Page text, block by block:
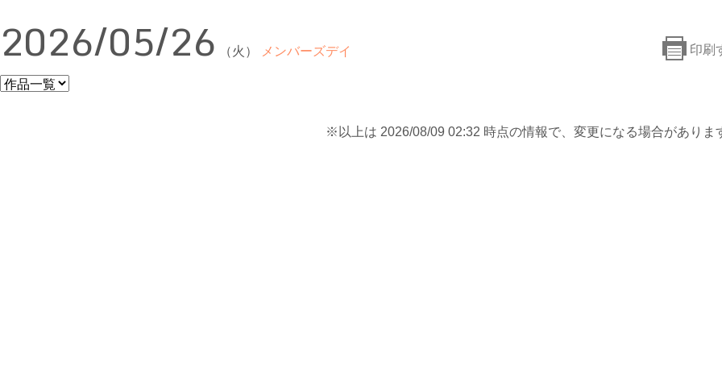
印刷
2026/05/26 （火） メンバーズデイ
※以上は 2026/08/09 02:32 時点の情報で、変更になる場合がありま